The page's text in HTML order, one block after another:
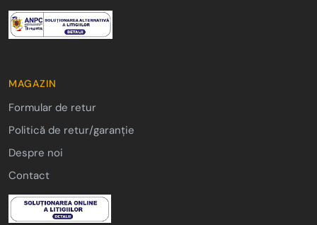
MAGAZIN
Formular de retur
Politică de retur/garanție
Despre noi
Contact